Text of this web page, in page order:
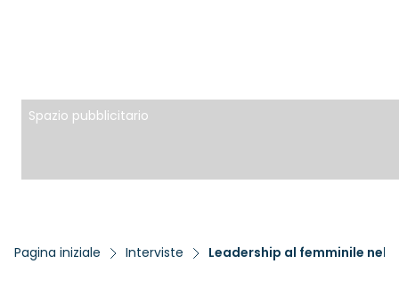
Spazio pubblicitario
Pagina iniziale Interviste